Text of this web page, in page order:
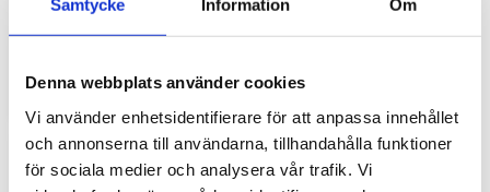
Samtycke Information Om
Denna webbplats använder cookies
Vi använder enhetsidentifierare för att anpassa innehållet
och annonserna till användarna, tillhandahålla funktioner
för sociala medier och analysera vår trafik. Vi
gör stor skillnad i vardagen
även lunchplatsen under långa arbetsdagar....